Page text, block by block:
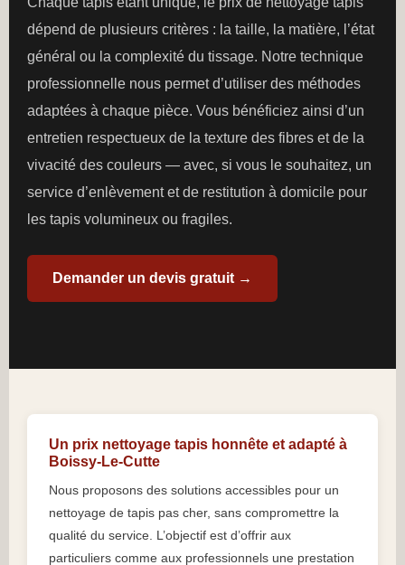
dépend de plusieurs critères : la taille, la matière, l’état
général ou la complexité du tissage. Notre technique
professionnelle nous permet d’utiliser des méthodes
adaptées à chaque pièce. Vous bénéficiez ainsi d’un
entretien respectueux de la texture des fibres et de la
vivacité des couleurs — avec, si vous le souhaitez, un
service d’enlèvement et de restitution à domicile pour
les tapis volumineux ou fragiles.
Demander un devis gratuit →
Un prix nettoyage tapis honnête et adapté à
Boissy-Le-Cutte
Nous proposons des solutions accessibles pour un
nettoyage de tapis pas cher, sans compromettre la
qualité du service. L’objectif est d’offrir aux
particuliers comme aux professionnels une prestation